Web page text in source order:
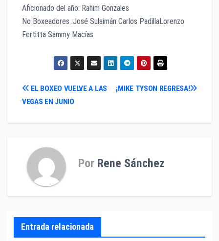
Aficionado del año: Rahim Gonzales
No Boxeadores :José Sulaimán Carlos PadillaLorenzo
Fertitta Sammy Macías
Navegación
¡MIKE TYSON REGRESA!
EL BOXEO VUELVE A LAS
VEGAS EN JUNIO
Por Rene Sánchez
Entrada relacionada